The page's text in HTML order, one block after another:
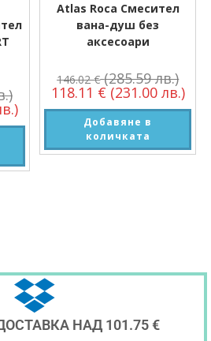
Atlas Roca Смесител
вана-душ без
аксесоари
146.02€ (285.59 лв.)
118.11 € (231.00 лв.)
Добавяне в
количката
НАД 101.75 €